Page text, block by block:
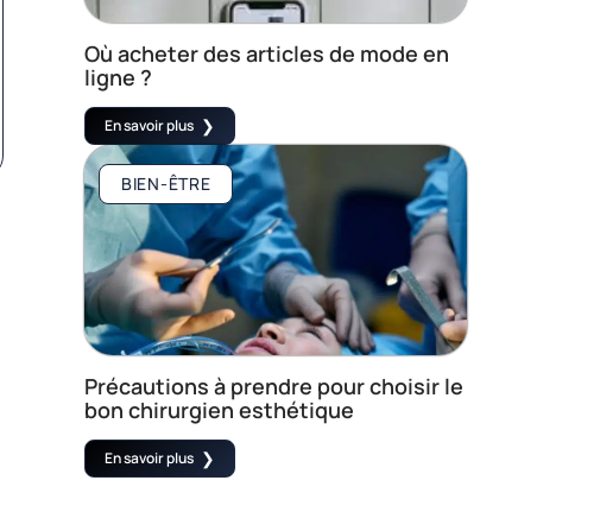
Où acheter des articles de mode en
ligne ?
En savoir plus
BIEN-ÊTRE
Précautions à prendre pour choisir le
bon chirurgien esthétique
En savoir plus